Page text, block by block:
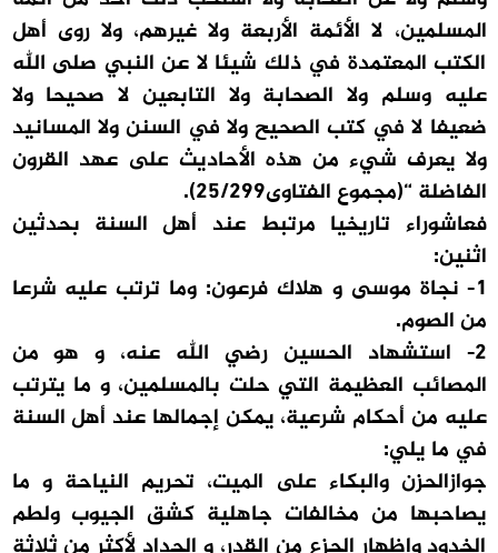
المسلمين، لا الأئمة الأربعة ولا غيرهم، ولا ‏روى أهل
الكتب المعتمدة في ذلك شيئا لا عن النبي صلى الله
عليه وسلم ولا الصحابة ولا التابعين ‏لا صحيحا ولا
ضعيفا لا في كتب الصحيح ولا في السنن ولا المسانيد
ولا يعرف شيء من هذه ‏الأحاديث على عهد القرون
الفاضلة “(مجموع الفتاوى25/299).
فعاشوراء تاريخيا مرتبط عند أهل السنة بحدثين
اثنين:
1- نجاة موسى و هلاك فرعون: وما ترتب عليه شرعا
من الصوم.
2- استشهاد الحسين رضي الله عنه، و هو من
المصائب العظيمة التي حلت بالمسلمين، و ما يترتب
عليه من أحكام شرعية، يمكن إجمالها عند أهل السنة
في ما يلي:
جوازالحزن والبكاء على الميت، تحريم النياحة و ما
يصاحبها من مخالفات جاهلية كشق الجيوب ولطم